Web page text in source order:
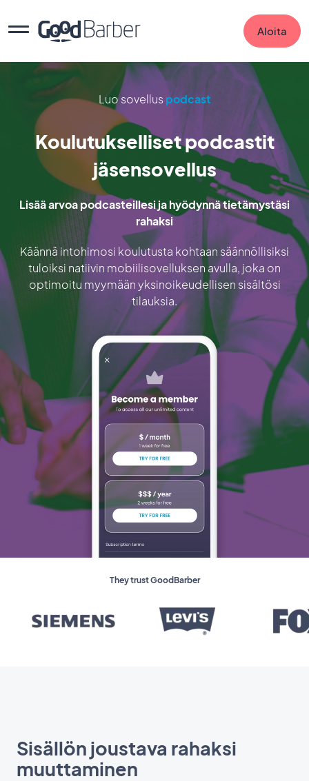
Aloita
Luo sovellus podcast
Koulutukselliset podcastit
jäsensovellus
Lisää arvoa podcasteillesi ja hyödynnä tietämystäsi
rahaksi
Käännä intohimosi koulutusta kohtaan säännöllisiksi
tuloiksi natiivin mobiilisovelluksen avulla, joka on
optimoitu myymään yksinoikeudellisen sisältösi
tilauksia.
They trust GoodBarber
Sisällön joustava rahaksi
muuttaminen